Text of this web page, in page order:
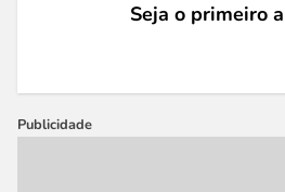
Seja o primeiro
Publicidade